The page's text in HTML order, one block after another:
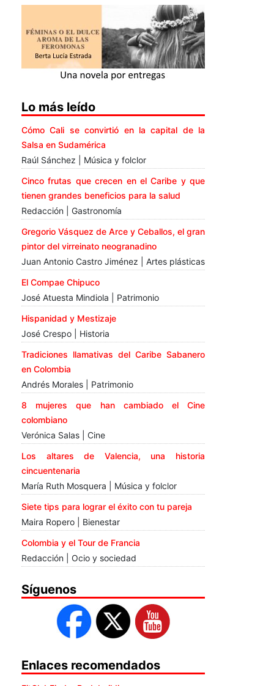
Lo más leído
Cómo Cali se convirtió en la capital de la
Salsa en Sudamérica
Raúl Sánchez | Música y folclor
Cinco frutas que crecen en el Caribe y que
tienen grandes beneficios para la salud
Redacción | Gastronomía
Gregorio Vásquez de Arce y Ceballos, el gran
pintor del virreinato neogranadino
Juan Antonio Castro Jiménez | Artes plásticas
El Compae Chipuco
José Atuesta Mindiola | Patrimonio
Hispanidad y Mestizaje
José Crespo | Historia
Tradiciones llamativas del Caribe Sabanero
en Colombia
Andrés Morales | Patrimonio
8 mujeres que han cambiado el Cine
colombiano
Verónica Salas | Cine
Los altares de Valencia, una historia
cincuentenaria
María Ruth Mosquera | Música y folclor
Siete tips para lograr el éxito con tu pareja
Maira Ropero | Bienestar
Colombia y el Tour de Francia
Redacción | Ocio y sociedad
Síguenos
Enlaces recomendados